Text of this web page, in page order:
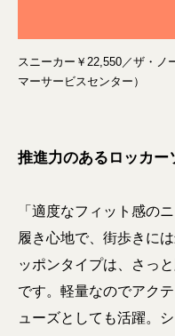
スニーカー￥22,550／ザ・ノ
マーサービスセンター）
推進力のあるロッカー
「適度なフィット感の
履き心地で、街歩きに
ッポンタイプは、さっ
です。軽量なのでアク
ューズとしても活躍。